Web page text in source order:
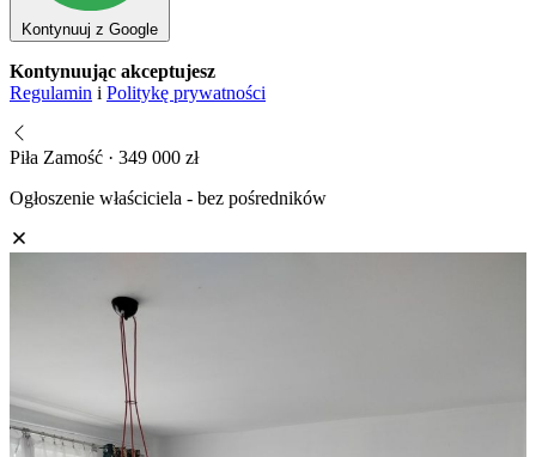
Kontynuuj z Google
Kontynuując akceptujesz
Regulamin i Politykę prywatności
Piła Zamość · 349 000 zł
Ogłoszenie właściciela - bez pośredników